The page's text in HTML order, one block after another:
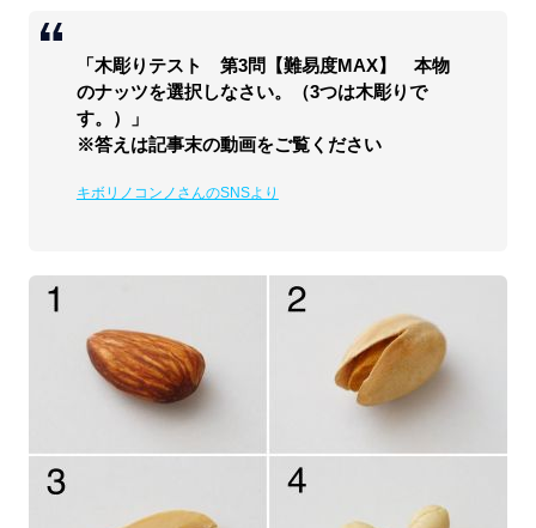
「木彫りテスト 第3問【難易度MAX】 本物
のナッツを選択しなさい。（3つは木彫りで
す。）」
※答えは記事末の動画をご覧ください
キボリノコンノさんのSNSより